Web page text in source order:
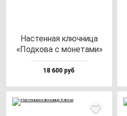
Нас­тен­ная ключ­ни­ца
«Под­ко­ва с мо­не­та­ми»
18 600 руб